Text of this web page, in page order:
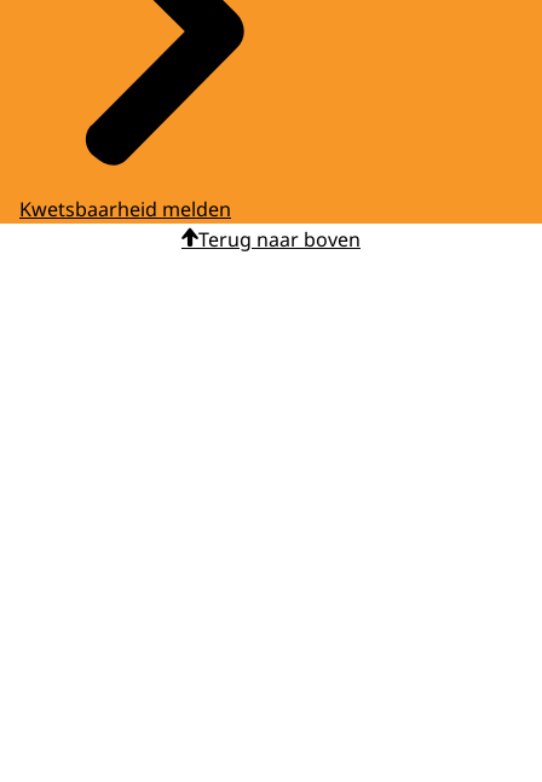
Kwetsbaarheid melden
Terug naar boven